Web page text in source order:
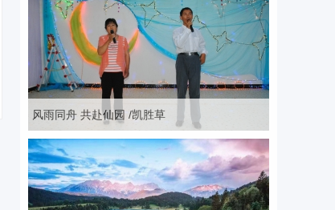
风雨同舟 共赴仙园 /凯胜草